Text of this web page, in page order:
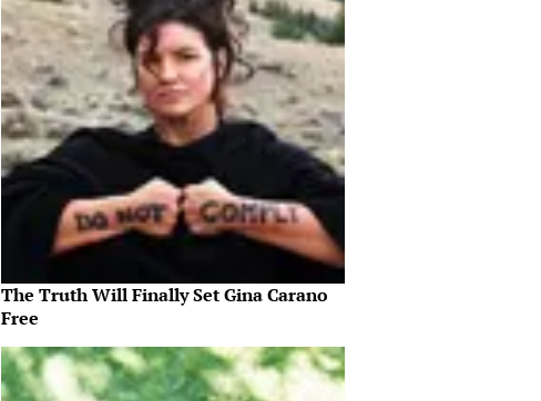
The Truth Will Finally Set Gina Carano
Free